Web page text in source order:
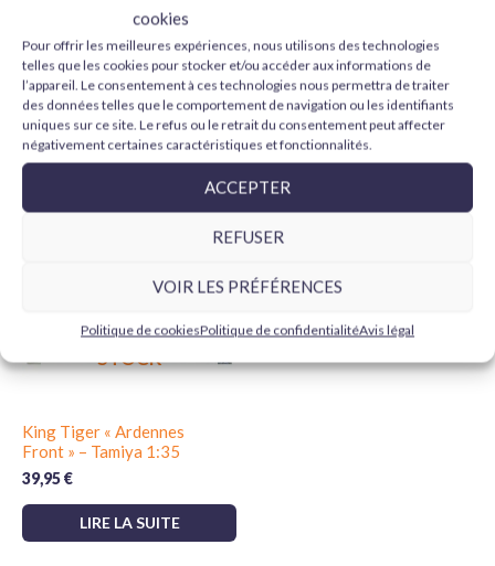
cookies
Pour offrir les meilleures expériences, nous utilisons des technologies
telles que les cookies pour stocker et/ou accéder aux informations de
l’appareil. Le consentement à ces technologies nous permettra de traiter
des données telles que le comportement de navigation ou les identifiants
uniques sur ce site. Le refus ou le retrait du consentement peut affecter
négativement certaines caractéristiques et fonctionnalités.
ACCEPTER
REFUSER
VOIR LES PRÉFÉRENCES
Politique de cookiesPolitique de confidentialitéAvis légal
Tiger Model 1:72
20,10€
AJOUTER AU PANIER
30,95€
LIRE LA SUITE
EN RUPTURE DE
STOCK
King Tiger « Ardennes
Front » – Tamiya 1:35
39,95€
LIRE LA SUITE